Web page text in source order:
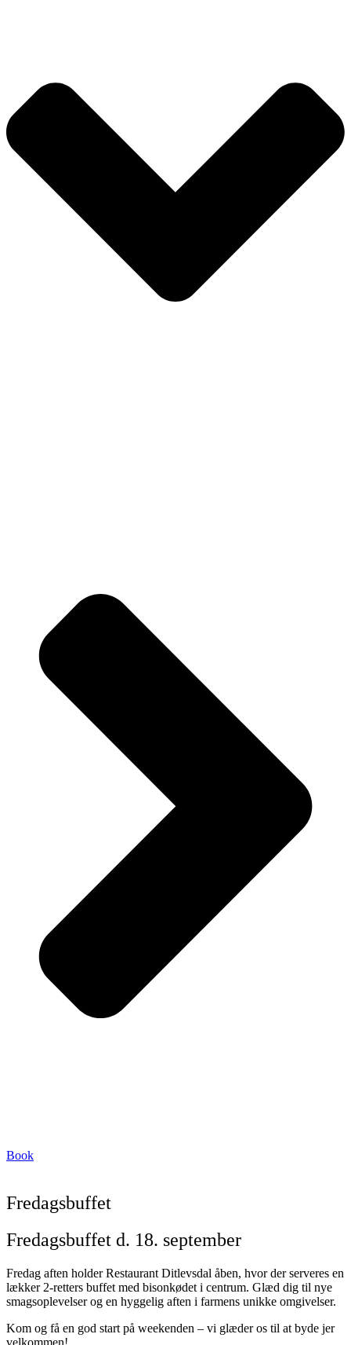
Book
Fredagsbuffet
Fredagsbuffet d. 18. september
Fredag aften holder Restaurant Ditlevsdal åben, hvor der serveres en
lækker 2-retters buffet med bisonkødet i centrum. Glæd dig til nye
smagsoplevelser og en hyggelig aften i farmens unikke omgivelser.
Kom og få en god start på weekenden – vi glæder os til at byde jer
velkommen!